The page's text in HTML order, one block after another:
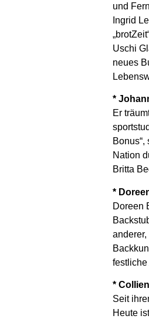
und
Ingrid
Uschi
neues
*
Er
Nation
Britta
*
Doreen
festliche
*
Seit
Heute